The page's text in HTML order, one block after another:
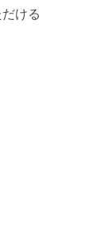
ける